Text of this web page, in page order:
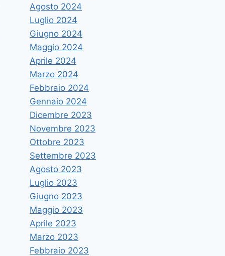
ECOMED – Green Expo del
Mediterraneo, ampio dibattito
durante i convegni organizzati
nell’ambito delle attività di
UniMe Sostenibile
Di astramandino
Agosto 2024
Luglio 2024
Giugno 2024
Maggio 2024
Aprile 2024
Marzo 2024
Febbraio 2024
Gennaio 2024
Dicembre 2023
Novembre 2023
Ottobre 2023
Settembre 2023
Agosto 2023
Luglio 2023
Giugno 2023
Maggio 2023
Aprile 2023
Marzo 2023
Febbraio 2023